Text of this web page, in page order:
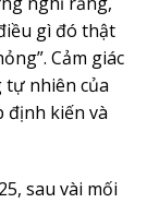
gì đó thật
Cảm giác
tự nhiên của
định kiến và
sau vài mối